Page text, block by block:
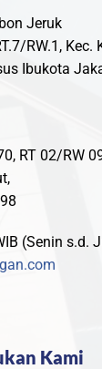
Jeruk
RW.1, Kec.
Ibukota
RT 02/RW
(Senin s.d.
Kami